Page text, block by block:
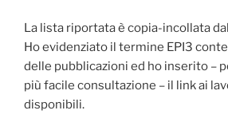
La lista riportata è copia-incollata
Ho evidenziato il termine EPI3
delle pubblicazioni ed ho inserito –
più facile consultazione – il link ai
disponibili.